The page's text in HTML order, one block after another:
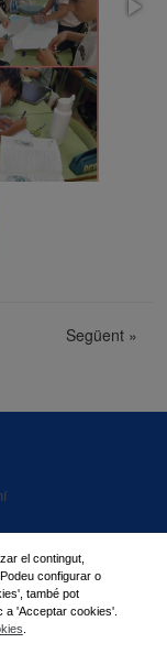
Següent »
el contingut,
configurar o
també pot
a 'Acceptar cookies'.